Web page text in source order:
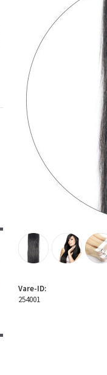
Vare-ID:
254001